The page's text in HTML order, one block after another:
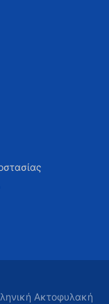
Ακτοφυλακή